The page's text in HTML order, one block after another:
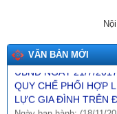
VĂN BẢN MỚI
(BÀI TRUYỀN
UBND NGÀY 21/7/
QUY CHẾ PHỐI HỢP
LỰC GIA ĐÌNH TRÊN
Ngày ban hành: (18/11/